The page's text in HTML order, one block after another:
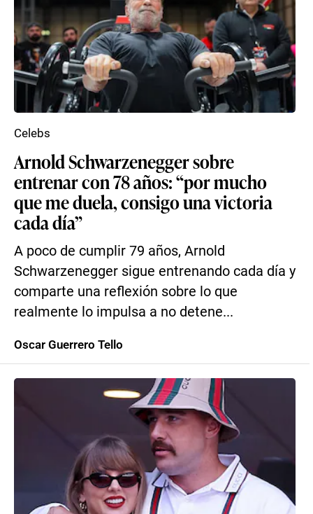
Arnold Schwarzenegger sobre
entrenar con 78 años: “por mucho
que me duela, consigo una victoria
cada día”
A poco de cumplir 79 años, Arnold
Schwarzenegger sigue entrenando cada día y
comparte una reflexión sobre lo que
realmente lo impulsa a no detene...
Celebs
Oscar Guerrero Tello